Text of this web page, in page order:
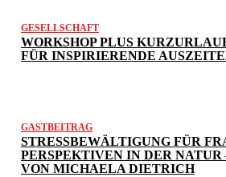
GESELLSCHAFT
WORKSHOP PLUS
FÜR INSPIRIERENDE
GASTBEITRAG
STRESSBEWÄLTIGUNG FÜR
PERSPEKTIVEN IN DER NATUR
VON MICHAELA DIETRICH